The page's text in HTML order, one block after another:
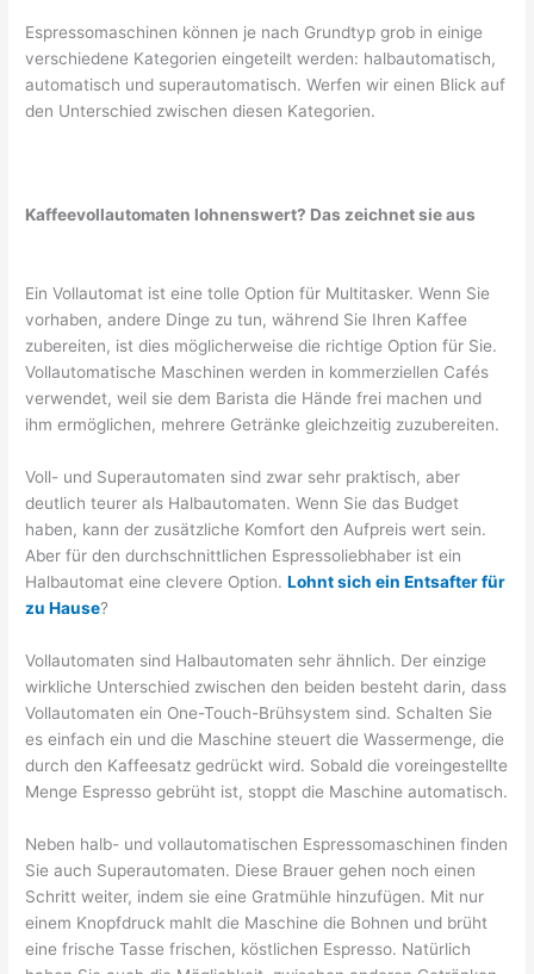
Espressomaschinen können je nach Grundtyp grob in einige
verschiedene Kategorien eingeteilt werden: halbautomatisch,
automatisch und superautomatisch. Werfen wir einen Blick auf
den Unterschied zwischen diesen Kategorien.
Kaffeevollautomaten lohnenswert? Das zeichnet sie aus
Ein Vollautomat ist eine tolle Option für Multitasker. Wenn Sie
vorhaben, andere Dinge zu tun, während Sie Ihren Kaffee
zubereiten, ist dies möglicherweise die richtige Option für Sie.
Vollautomatische Maschinen werden in kommerziellen Cafés
verwendet, weil sie dem Barista die Hände frei machen und
ihm ermöglichen, mehrere Getränke gleichzeitig zuzubereiten.
Voll- und Superautomaten sind zwar sehr praktisch, aber
deutlich teurer als Halbautomaten. Wenn Sie das Budget
haben, kann der zusätzliche Komfort den Aufpreis wert sein.
Aber für den durchschnittlichen Espressoliebhaber ist ein
Halbautomat eine clevere Option.Lohnt sich ein Entsafter für
zu Hause?
Vollautomaten sind Halbautomaten sehr ähnlich. Der einzige
wirkliche Unterschied zwischen den beiden besteht darin, dass
Vollautomaten ein One-Touch-Brühsystem sind. Schalten Sie
es einfach ein und die Maschine steuert die Wassermenge, die
durch den Kaffeesatz gedrückt wird. Sobald die voreingestellte
Menge Espresso gebrüht ist, stoppt die Maschine automatisch.
Neben halb- und vollautomatischen Espressomaschinen finden
Sie auch Superautomaten. Diese Brauer gehen noch einen
Schritt weiter, indem sie eine Gratmühle hinzufügen. Mit nur
einem Knopfdruck mahlt die Maschine die Bohnen und brüht
eine frische Tasse frischen, köstlichen Espresso. Natürlich